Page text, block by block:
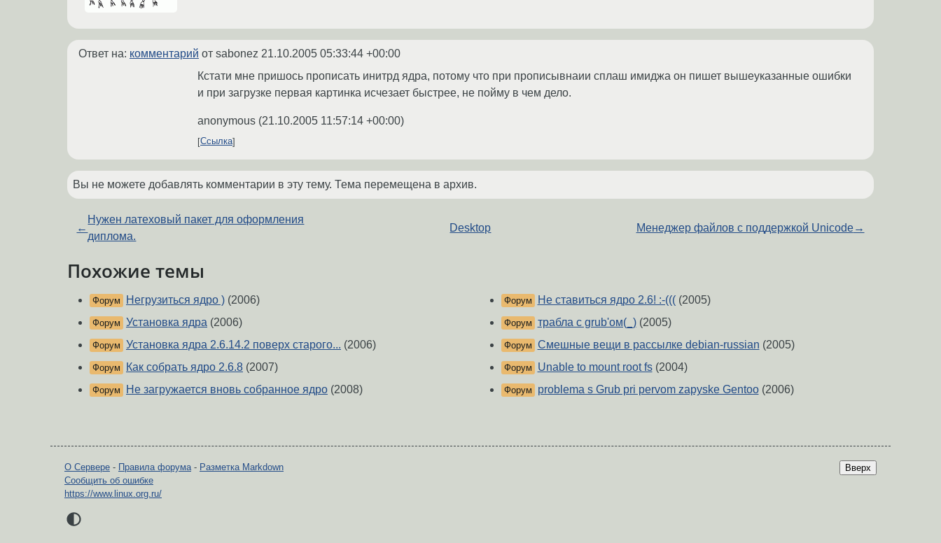
Ответ на: комментарий от sabonez 21.10.2005 05:33:44 +00:00
Кстати мне пришось прописать инитрд ядра, потому что при прописывнаии сплаш имиджа он пишет вышеуказанные ошибки
и при загрузке первая картинка исчезает быстрее, не пойму в чем дело.
anonymous (21.10.2005 11:57:14 +00:00)
Ссылка
Вы не можете добавлять комментарии в эту тему. Тема перемещена в архив.
←
Нужен латеховый пакет для оформления
диплома.
Desktop Менеджер файлов с поддержкой Unicode→
Похожие темы
Форум Негрузиться ядро ) (2006)
Форум Установка ядра (2006)
Форум Установка ядра 2.6.14.2 поверх старого... (2006)
Форум Как собрать ядро 2.6.8 (2007)
Форум Не загружается вновь собранное ядро (2008)
Форум Не ставиться ядро 2.6! :-((((2005)
Форум трабла с grub'ом(_)(2005)
Форум Смешные вещи в рассылке debian-russian (2005)
Форум Unable to mount root fs(2004)
Форум problema s Grub pri pervom zapyske Gentoo(2006)
Вверх
О Сервере - Правила форума- Разметка Markdown
Сообщить об ошибке
https://www.linux.org.ru/